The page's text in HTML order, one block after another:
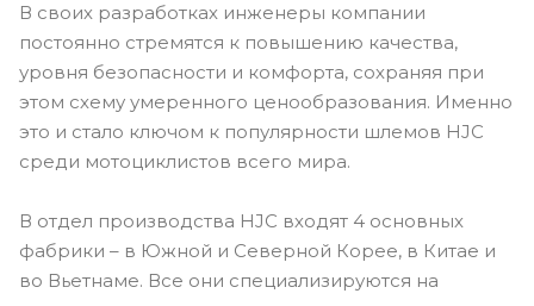
В своих разработках инженеры компании
постоянно стремятся к повышению качества,
уровня безопасности и комфорта, сохраняя при
этом схему умеренного ценообразования. Именно
это и стало ключом к популярности шлемов HJC
среди мотоциклистов всего мира.
В отдел производства HJC входят 4 основных
фабрики – в Южной и Северной Корее, в Китае и
во Вьетнаме. Все они специализируются на